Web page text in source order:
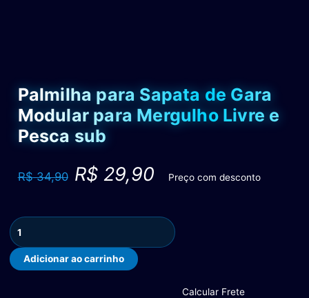
Palmilha para Sapata de Gara
Modular para Mergulho Livre e
Pesca sub
R$34,90
O
preço
era:
R$29,90
preço
é:
R$ 29,90.
Preço com desconto
Palmilha
para
Sapata
de
Adicionar ao carrinho
Calcular Frete